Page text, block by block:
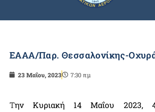
ΕΑΑΑ/Παρ. Θεσσαλονίκης-
23 Μαΐου, 2023 7:30 πμ
Την Κυριακή 14 Μαΐου 2023,